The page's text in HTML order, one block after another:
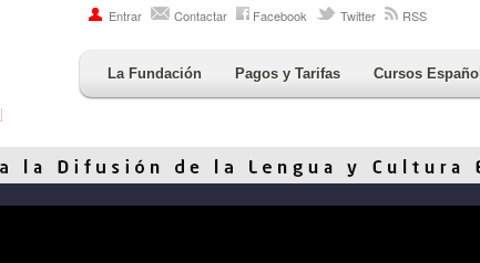
Entrar Contactar Facebook Twitter RSS
La Fundación Pagos y Tarifas Cursos Español